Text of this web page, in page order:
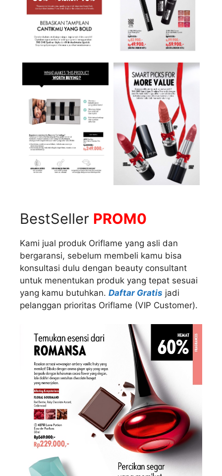
BestSeller PROM0
Kami jual produk Oriflame yang asli dan
bergaransi, sebelum membeli kamu bisa
konsultasi dulu dengan beauty consultant
untuk menentukan produk yang tepat sesuai
yang kamu butuhkan. Daftar Gratis jadi
pelanggan prioritas Oriflame (VIP Customer).